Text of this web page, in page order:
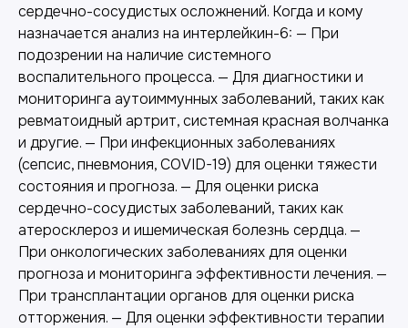
сердечно-сосудистых осложнений. Когда и кому
назначается анализ на интерлейкин-6: — При
подозрении на наличие системного
воспалительного процесса. — Для диагностики и
мониторинга аутоиммунных заболеваний, таких как
ревматоидный артрит, системная красная волчанка
и другие. — При инфекционных заболеваниях
(сепсис, пневмония, COVID-19) для оценки тяжести
состояния и прогноза. — Для оценки риска
сердечно-сосудистых заболеваний, таких как
атеросклероз и ишемическая болезнь сердца. —
При онкологических заболеваниях для оценки
прогноза и мониторинга эффективности лечения. —
При трансплантации органов для оценки риска
отторжения. — Для оценки эффективности терапии